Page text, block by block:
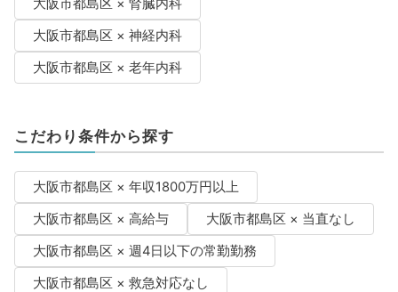
大阪市都島区 × 腎臓内科
大阪市都島区 × 神経内科
大阪市都島区 × 老年内科
こだわり条件から探す
大阪市都島区 × 年収1800万円以上
大阪市都島区 × 高給与
大阪市都島区 × 当直なし
大阪市都島区 × 週4日以下の常勤勤務
大阪市都島区 × 救急対応なし